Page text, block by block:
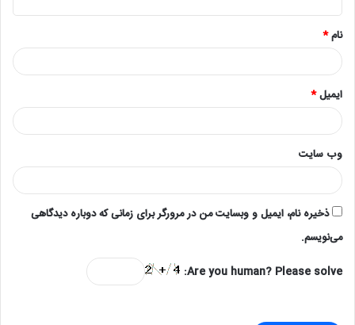
*
نام*
ایمیل*
وب‌ سایت
ذخیره نام، ایمیل و وبسایت من در مرورگر برای زمانی که دوباره دیدگاهی
می‌نویسم.
Are you human? Please solve: